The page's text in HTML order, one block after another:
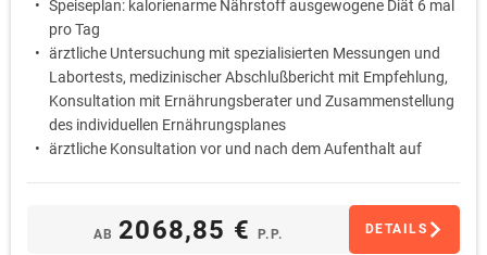
Speiseplan: kalorienarme Nährstoff ausgewogene Diät 6 mal
pro Tag
ärztliche Untersuchung mit spezialisierten Messungen und
Labortests, medizinischer Abschlußbericht mit Empfehlung,
Konsultation mit Ernährungsberater und Zusammenstellung
des individuellen Ernährungsplanes
ärztliche Konsultation vor und nach dem Aufenthalt auf
Trinkkuren, gezielte Stoffwechselmessungen und natürliche
Ergänzungsmittel
AB 2068,85 €P.P. DETAILS